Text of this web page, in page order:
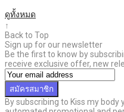
ดูทั้งหมด
↑
Back to Top
Sign up for our newsletter
Be the first to know by
receive exclusive offer, new
สมัครสมาชิก
By subscribing to Kiss my